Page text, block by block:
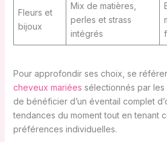
Fleurs et
bijoux
Mix de matières,
perles et strass
intégrés
Pour approfondir ses choix, se
cheveux mariées sélectionnés par
de bénéficier d’un éventail complet
tendances du moment tout en tenant
préférences individuelles.